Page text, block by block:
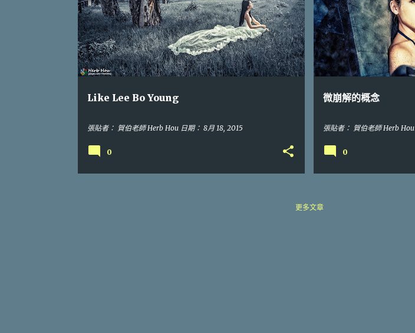
表
文
章
Like Lee Bo Young
張貼者： 賀伯老師 Herb Hou 日期： 8月 18, 2015
0
微崩解的概念
張貼者： 賀伯老師 Herb Hou
0
更多文章